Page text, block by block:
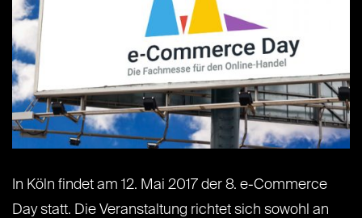
In Köln findet am 12. Mai 2017 der 8. e-Commerce
Day statt. Die Veranstaltung richtet sich sowohl an